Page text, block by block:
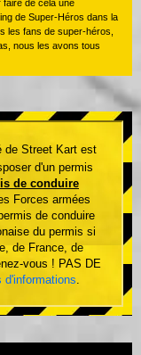
de cela une
de Super-Héros dans la
les fans de super-héros,
nous les avons tous
de Street Kart est
d'un permis
de conduire
Forces armées
de conduire
du permis si
de France, de
vous ! PAS DE
d'informations.